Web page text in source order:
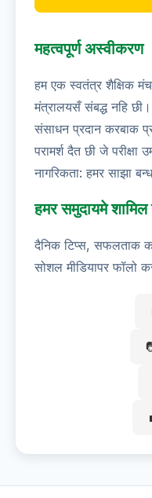
महत्वपूर्ण अस्वीकरण
हम एक स्वतंत्र शैक्षिक
मंत्रालयसँ संबद्ध नहि
संसाधन प्रदान करबाक
परामर्श दैत छी जे परीक्षा
नागरिकता: हमर साझा
हमर समुदायमे शामिल
दैनिक टिप्स, सफलताक
सोशल मीडियापर फॉलो